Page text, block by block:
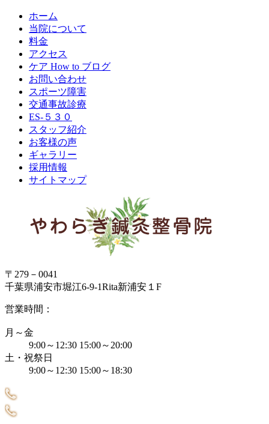
ホーム
当院について
料金
アクセス
ケア How to ブログ
お問い合わせ
スポーツ障害
交通事故診療
ES-５３０
スタッフ紹介
お客様の声
ギャラリー
採用情報
サイトマップ
〒279－0041
千葉県浦安市堀江6-9-1Rita新浦安１F
営業時間：
月～金
9:00～12:30 15:00～20:00
土・祝祭日
9:00～12:30 15:00～18:30